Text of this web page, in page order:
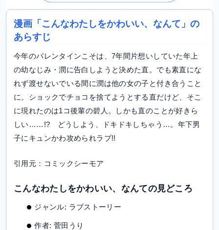
漫画「こんなわたしをかわいい、なんて」の
あらすじ
今年のバレンタインこそは、7年間片想いしていた年上
の幼なじみ・潤に告白しようと決めた直。でも素直にな
れず渡せないでいる間に潤は他の女の子と付き合うこと
に。ショックでチョコを捨てようとする直だけど、そこ
に現れたのは1コ後輩の碧人。しかも直のことが好きら
しい……!? どうしよう、ドキドキしちゃう…。年下男
子にキュンかわ攻められラブ!!
引用元：コミックシーモア
こんなわたしをかわいい、なんての見どころ
ジャンル: ラブストーリー
作者: 菅田うり